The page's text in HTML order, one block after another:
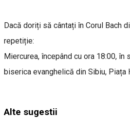
Dacă doriți să cântați în Corul Bach
repetiție:
Miercurea, începând cu ora 18:00,
biserica evanghelică din Sibiu, Piața
Alte sugestii